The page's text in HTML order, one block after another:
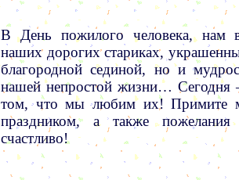
В День пожилого человека, нам
наших дорогих стариках,
благородной сединой, но и
нашей непростой жизни… Сегодня
том, что мы любим их! Примите
праздником, а также
счастливо!